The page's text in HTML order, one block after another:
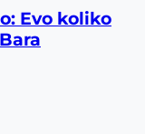
Evo koliko